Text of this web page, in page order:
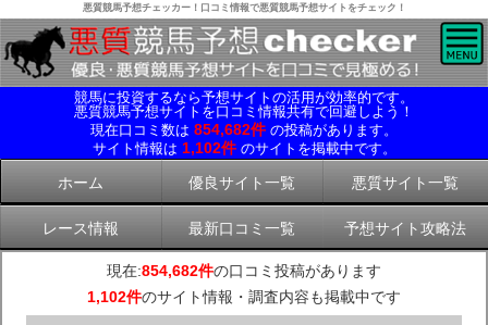
悪質競馬予想チェッカー！口コミ情報で悪質競馬予想サイトをチェック！
競馬に投資するなら予想サイトの活用が効率的です。
悪質競馬予想サイトを口コミ情報共有で回避しよう！
現在口コミ数は 854,682件 の投稿があります。
サイト情報は 1,102件 のサイトを掲載中です。
ホーム 優良サイト一覧 悪質サイト一覧
レース情報 最新口コミ一覧 予想サイト攻略法
現在:854,682件の口コミ投稿があります
1,102件のサイト情報・調査内容も掲載中です